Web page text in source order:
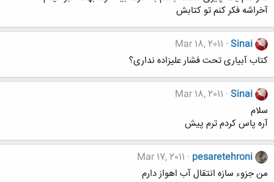
آخراشه فکر کنم تو کتابش
Sinai
Mar 18, 2011
کتاب آبیاری تحت فشار علیزاده نداری؟
Sinai
Mar 18, 2011
سلام
آره پاس کردم ترم پیش
pesaretehroni
Mar 17, 2011
من جزوء سازه انتقال آب اهواز دارم